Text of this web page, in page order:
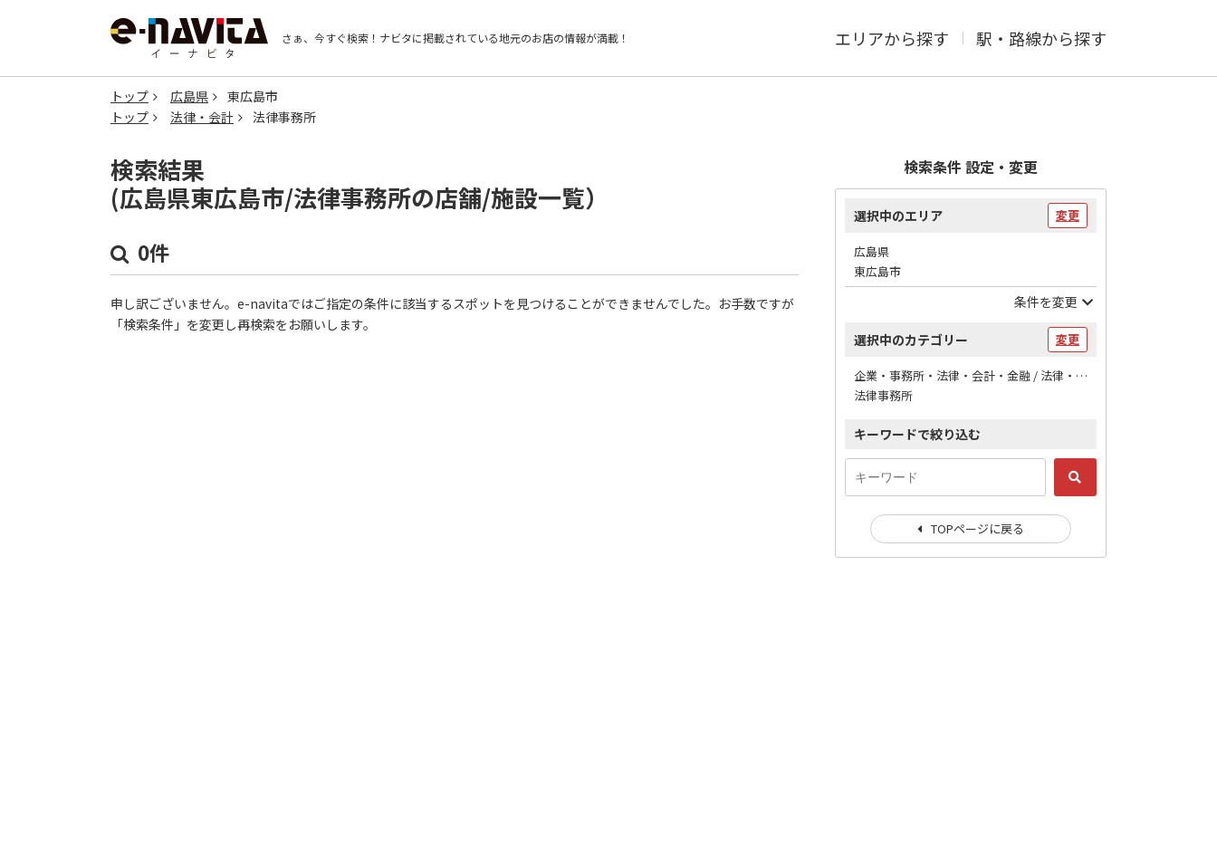
さぁ、今すぐ検索！ ナビタに掲載されている地元のお店の情報が満載！ エリアから探す 駅・路線から探す
トップ 広島県
東広島市
トップ
法律・会計 法律事務所
検索結果
(広島県東広島市/法律事務所の店舗/施設一覧）
0件
申し訳ございません。e-navitaではご指定の条件に該当するスポットを見つけることができませんでした。お手数ですが
「検索条件」を変更し再検索をお願いします。
検索条件 設定・変更
選択中のエリア 変更
広島県
東広島市
条件を変更
選択中のカテゴリー 変更
企業・事務所・法律・会計・金融 / 法律・会計
法律事務所
キーワードで絞り込む
TOPページに戻る